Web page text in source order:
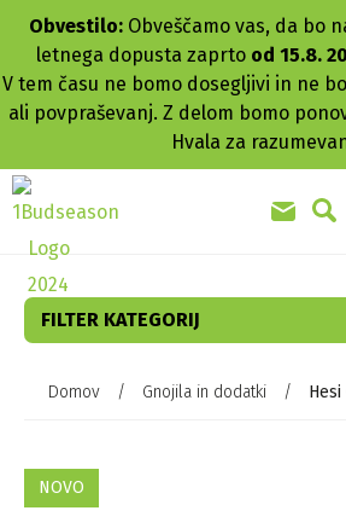
Obvestilo: Obveščamo vas, da bo
letnega dopusta zaprto od 15.8.
V tem času ne bomo dosegljivi in ne
ali povpraševanj. Z delom bomo
Hvala za
FILTER KATEGORIJ
Domov / Gnojila in dodatki / Hesi
NOVO